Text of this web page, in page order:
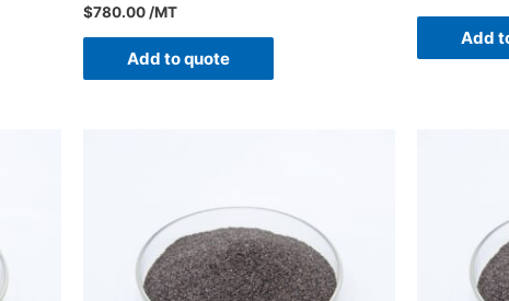
$780.00 /MT
Add to quote
Add